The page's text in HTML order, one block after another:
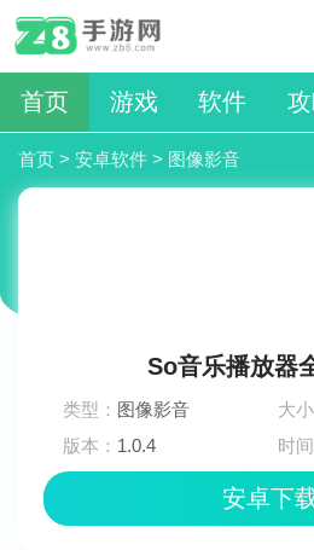
首页 游戏 软件
首页 > 安卓软件 > 图像影音
So音乐播放器
类型： 图像影音 大
版本： 1.0.4 时间
安卓下